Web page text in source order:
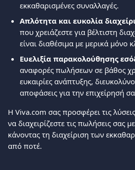
εκκαθαρισμένες συναλλαγές.
Απλότητα και ευκολία
που χρειάζεστε για βέλτιστη
είναι διαθέσιμα με μερικά μόνο
Ευελιξία παρακολούθησης
αναφορές πωλήσεων σε βάθος
ευκαιρίες ανάπτυξης,
αποφάσεις για την επιχείρησή
Η Viva.com σας προσφέρει τις
να διαχειρίζεστε τις πωλήσεις σας
κάνοντας τη διαχείριση των
από ποτέ.